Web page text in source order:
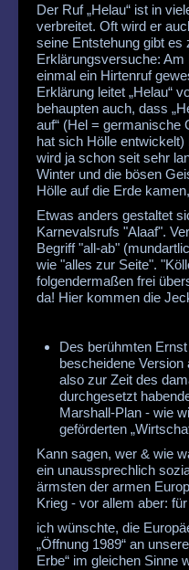
Der Ruf „Helau“ ist in
verbreitet. Oft wird er
seine Entstehung gibt es
Erklärungsversuche: Am
einmal ein Hirtenruf
Erklärung leitet „Helau“
behaupten auch, dass
auf“ (Hel = germanische
hat sich Hölle
wird ja schon seit sehr
Winter und die bösen
Hölle auf die Erde
Etwas anders gestaltet
Karnevalsrufs "Alaaf".
Begriff "all-ab"
wie "alles zur Seite".
folgendermaßen frei
da! Hier kommen die
Des berühmten
bescheidene
also zur Zeit des
durchgesetzt
Marshall-Plan - wie
geförderten
Kann sagen, wer & wie
ein unaussprechlich
ärmsten der armen
Krieg - vor allem aber:
ich wünschte, die
„Öffnung 1989“ an
Erbe“ im gleichen Sinne